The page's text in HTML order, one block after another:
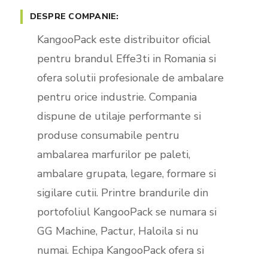
DESPRE COMPANIE:
KangooPack este distribuitor oficial
pentru brandul Effe3ti in Romania si
ofera solutii profesionale de ambalare
pentru orice industrie. Compania
dispune de utilaje performante si
produse consumabile pentru
ambalarea marfurilor pe paleti,
ambalare grupata, legare, formare si
sigilare cutii. Printre brandurile din
portofoliul KangooPack se numara si
GG Machine, Pactur, Haloila si nu
numai. Echipa KangooPack ofera si